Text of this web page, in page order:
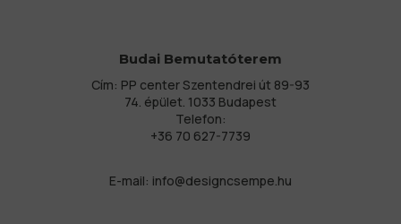
Budai Bemutatóterem
Cím: PP center Szentendrei út 89-93
74. épület. 1033 Budapest
Telefon:
+36 70 627-7739
E-mail: info@designcsempe.hu